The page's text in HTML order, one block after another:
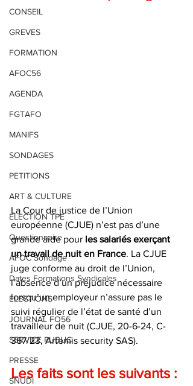
CONSEIL
GREVES
FORMATION
AFOC56
AGENDA
FGTAFO
MANIFS
SONDAGES
PETITIONS
ART & CULTURE
ELECTION TPE
Questionnaire
AFOC Sondage
Dates Formations Syndicales
ELECTIONS
JOURNAL FO56
SERVICE PUBLIC
PRESSE
SNUDI
La Cour de justice de l’Union
européenne (CJUE) n’est pas d’une
grande aide pour les salariés exerçant
un travail de nuit en France. La CJUE
juge conforme au droit de l’Union,
l’absence d’un préjudice nécessaire
lorsqu’un employeur n’assure pas le
suivi régulier de l’état de santé d’un
travailleur de nuit (CJUE, 20-6-24, C-
367/23, Artemis security SAS).
Les faits sont les suivants :